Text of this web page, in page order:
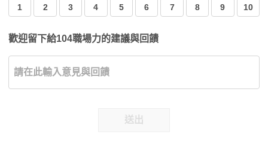
1 2 3 4 5 6 7 8 9 10
歡迎留下給104職場力的建議與回饋
送出